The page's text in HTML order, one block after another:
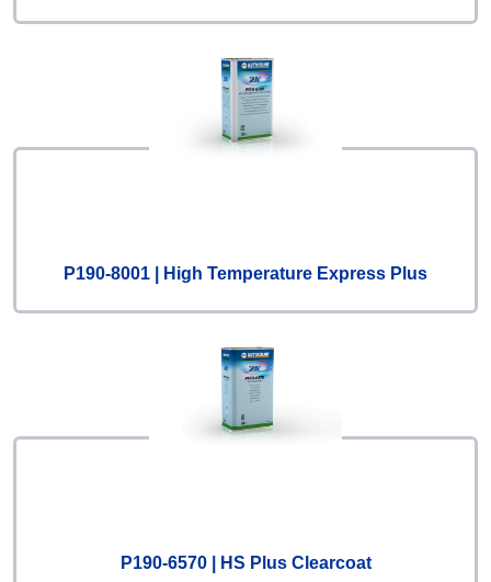
P190-8001 | High Temperature Express Plus
P190-6570 | HS Plus Clearcoat